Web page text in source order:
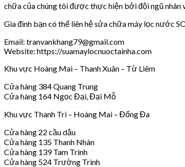
chữa của chúng tôi được thực hiện bởi đội ngũ nhân
Gia đình bạn có thể liên hệ sửa chữa máy lọc
Email: tranvankhang79@gmail.com
Website: https://suamaylocnuoctainha.com
Khu vực Hoàng Mai – Thanh Xuân – Từ Liêm
Cửa hàng 384 Quang Trung
Cửa hàng 164 Ngọc Đại, Đại Mỗ
Khu vực Thanh Trì – Hoàng Mai – Đống Đa
Cửa hàng 22 cầu dậu
Cửa hàng 135 Thanh Nhàn
Cửa hàng 139 Tam Trinh
Cửa hàng 524 Trường Trinh